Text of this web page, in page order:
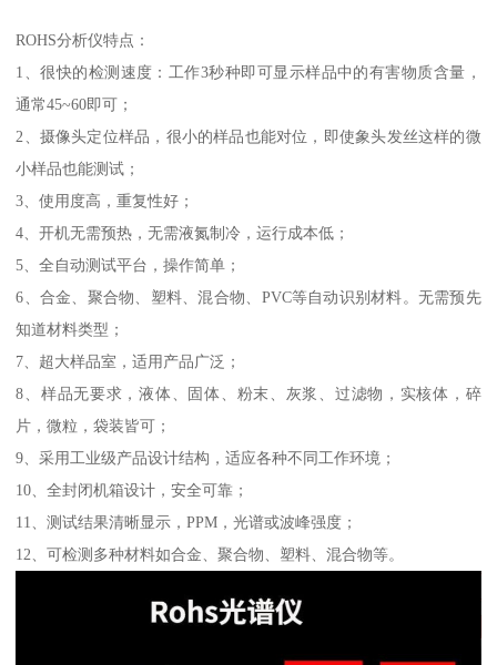
ROHS分析仪特点：
1、很快的检测速度：工作3秒种即可显示样品中的有害物质含量，
通常45~60即可；
2、摄像头定位样品，很小的样品也能对位，即使象头发丝这样的微
小样品也能测试；
3、使用度高，重复性好；
4、开机无需预热，无需液氮制冷，运行成本低；
5、全自动测试平台，操作简单；
6、合金、聚合物、塑料、混合物、PVC等自动识别材料。无需预先
知道材料类型；
7、超大样品室，适用产品广泛；
8、样品无要求，液体、固体、粉末、灰浆、过滤物，实核体，碎
片，微粒，袋装皆可；
9、采用工业级产品设计结构，适应各种不同工作环境；
10、全封闭机箱设计，安全可靠；
11、测试结果清晰显示，PPM，光谱或波峰强度；
12、可检测多种材料如合金、聚合物、塑料、混合物等。